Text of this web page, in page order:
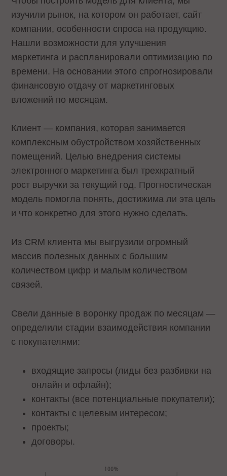
изучили рынок, на котором он работает, сайт
компании, особенности спроса на продукцию.
Нашли возможности для улучшения
маркетинга и распланировали оптимизацию по
времени. На основании этого спрогнозировали
финансовую отдачу от маркетинговых
вложений по месяцам.
Клиент — компания, которая занимается
комплексным обустройством хозяйственных
помещений. Целью внедрения системы
электронного маркетинга был трехкратный
рост выручки за текущий год. Прогностическая
модель помогла понять, достижима ли эта цель
и что конкретно для этого нужно сделать.
Из CRM клиента мы выгрузили огромный
массив полезных данных с большим
количеством цифр и малым количеством
связей.
Свели данные в воронку продаж по месяцам —
определили стадии взаимодействия компании
с покупателями:
входящие запросы (лиды без разбивки на
онлайн и офлайн);
контакты (все потенциальные покупатели);
контакты с целевым интересом;
проекты;
договоры.